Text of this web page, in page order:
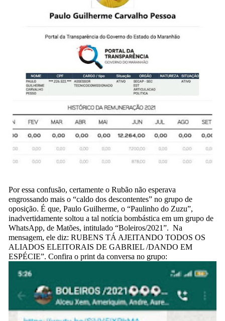
Por essa confusão, certamente o Rubão não esperava
engrossando mais o “caldo dos descontentes” no grupo de
oposição. É que, Paulo Guilherme, o “Paulinho do Zuzu”,
inadvertidamente soltou a tal notícia bombástica em um grupo de
WhatsApp, de Matões, intitulado “Boleiros/2021”. Na
mensagem, ele diz: RUBENS TÁ AJEITANDO TODOS OS
ALIADOS ELEITORAIS DE GABRIEL /DANDO EM
ESPÉCIE”. Confira o print da conversa no grupo: